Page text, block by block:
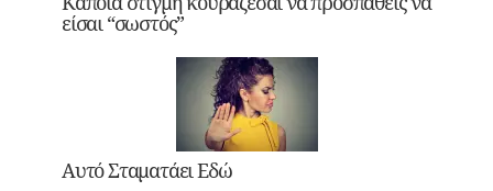
είσαι “σωστός”
Αυτό Σταματάει Εδώ